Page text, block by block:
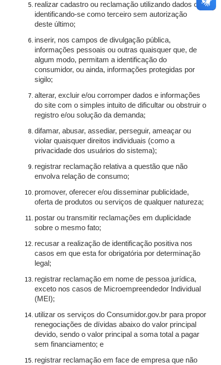
realizar cadastro ou reclamação utilizando dados ou
identificando-se como terceiro sem autorização
deste último;
inserir, nos campos de divulgação pública,
informações pessoais ou outras quaisquer que, de
algum modo, permitam a identificação do
consumidor, ou ainda, informações protegidas por
sigilo;
alterar, excluir e/ou corromper dados e informações
do site com o simples intuito de dificultar ou obstruir o
registro e/ou solução da demanda;
difamar, abusar, assediar, perseguir, ameaçar ou
violar quaisquer direitos individuais (como a
privacidade dos usuários do sistema);
registrar reclamação relativa a questão que não
envolva relação de consumo;
promover, oferecer e/ou disseminar publicidade,
oferta de produtos ou serviços de qualquer natureza;
postar ou transmitir reclamações em duplicidade
sobre o mesmo fato;
recusar a realização de identificação positiva nos
casos em que esta for obrigatória por determinação
legal;
registrar reclamação em nome de pessoa jurídica,
exceto nos casos de Microempreendedor Individual
(MEI);
utilizar os serviços do Consumidor.gov.br para propor
renegociações de dívidas abaixo do valor principal
devido, sendo o valor principal a soma total a pagar
sem financiamento; e
registrar reclamação em face de empresa que não